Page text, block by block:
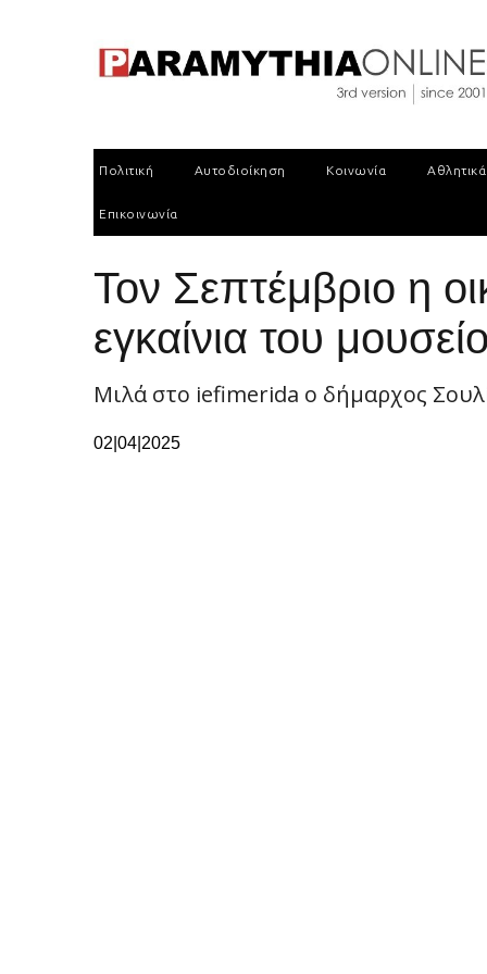
Πολιτική Αυτοδιοίκηση Κοινωνία Αθλητικά
Επικοινωνία
Τον Σεπτέμβριο η
εγκαίνια του
Μιλά στο iefimerida ο δήμαρχος
02|04|2025